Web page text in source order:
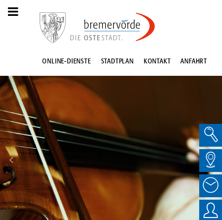
ONLINE-DIENSTE STADTPLAN KONTAKT ANFAHRT